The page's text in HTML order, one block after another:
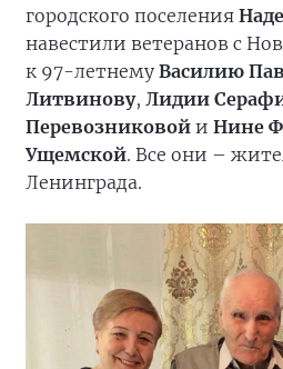
городского поселения
навестили ветеранов с
к 97-летнему Василию
Литвинову, Лидии
Перевозниковой и Нине
Ущемской. Все они –
Ленинграда.